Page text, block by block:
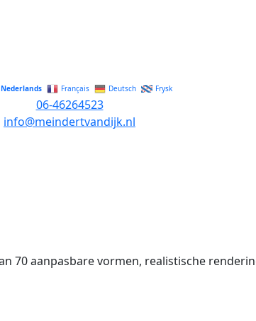
Nederlands Français Deutsch Frysk
06-46264523
info@meindertvandijk.nl
70 aanpasbare vormen, realistische